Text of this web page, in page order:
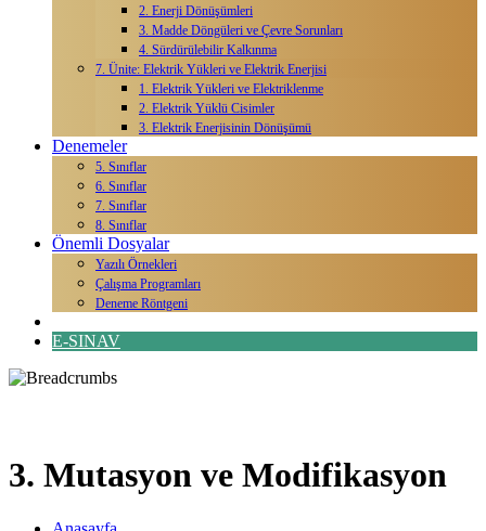
2. Enerji Dönüşümleri
3. Madde Döngüleri ve Çevre Sorunları
4. Sürdürülebilir Kalkınma
7. Ünite: Elektrik Yükleri ve Elektrik Enerjisi
1. Elektrik Yükleri ve Elektriklenme
2. Elektrik Yüklü Cisimler
3. Elektrik Enerjisinin Dönüşümü
Denemeler
5. Sınıflar
6. Sınıflar
7. Sınıflar
8. Sınıflar
Önemli Dosyalar
Yazılı Örnekleri
Çalışma Programları
Deneme Röntgeni
E-SINAV
3. Mutasyon ve Modifikasyon